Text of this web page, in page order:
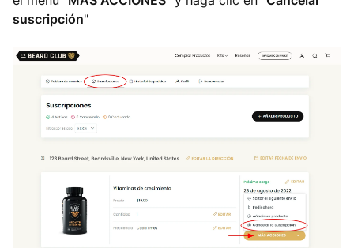
suscripción"